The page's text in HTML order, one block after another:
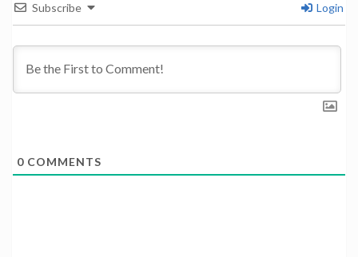
Subscribe Login
0 COMMENTS